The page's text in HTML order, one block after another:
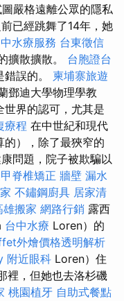
嚴格遠離公眾的隱私
已經跳舞了14年，她
水療服務 台東徵信
擴散擴散。 台胞證台
誤的。 柬埔寨旅遊
鄧迪大學物理學教
界的認可，尤其是
療程 在中世紀和現代
的），除了最狹窄的
問題，院子被欺騙以
脊椎矯正 牆壁 漏水
不鏽鋼廚具 居家清
雄搬家 網路行銷 露西
台中水療 Loren）的
外燴價格透明解析
附近眼科 Loren）住
裡，但她也去洛杉磯
桃園植牙 自助式餐點